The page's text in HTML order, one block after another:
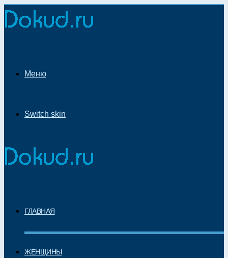
Меню
Switch skin
ГЛАВНАЯ
ЖЕНЩИНЫ